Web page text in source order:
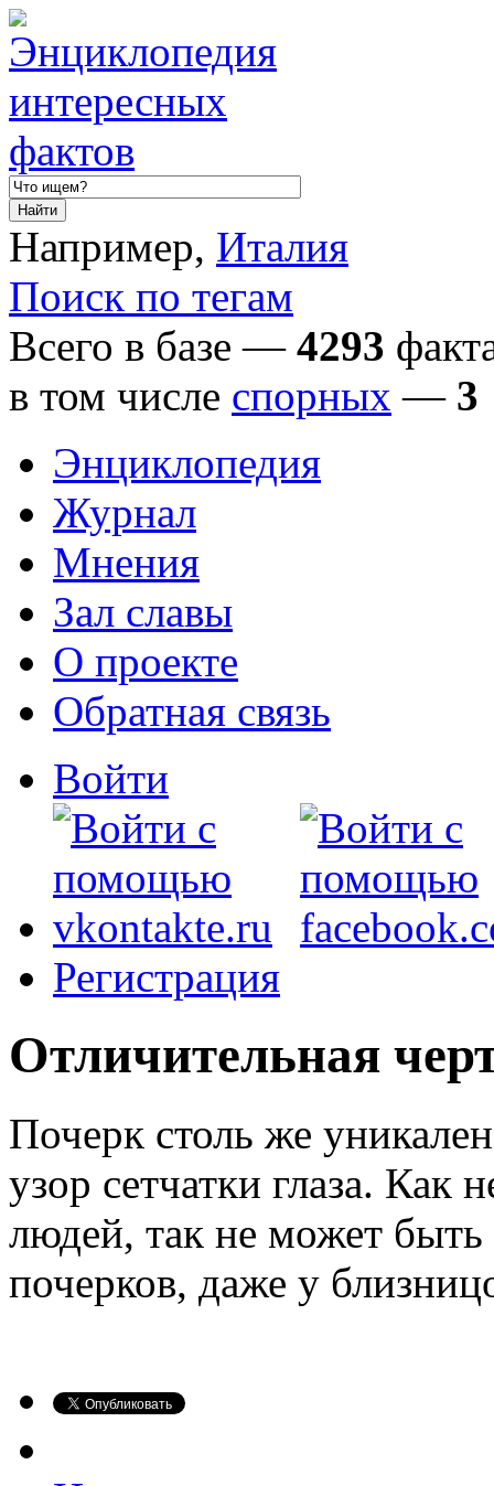
Например, Италия
Поиск по тегам
Всего в базе — 4293
в том числе спорных — 3
Энциклопедия
Журнал
Мнения
Зал славы
О проекте
Обратная связь
Войти
Регистрация
Отличительная
Почерк столь же
узор сетчатки глаза. Как
людей, так не может
почерков, даже у